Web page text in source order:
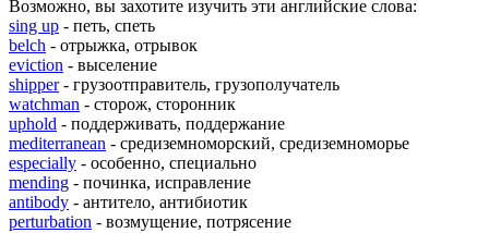
Возможно, вы захотите изучить эти английские слова:
sing up - петь, спеть
belch - отрыжка, отрывок
eviction - выселение
shipper- грузоотправитель, грузополучатель
watchman - сторож, сторонник
uphold - поддерживать, поддержание
mediterranean - средиземноморский, средиземноморье
especially - особенно, специально
mending - починка, исправление
antibody - антитело, антибиотик
perturbation - возмущение, потрясение